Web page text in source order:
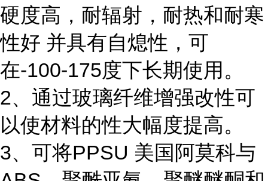
硬度高，耐辐射，耐热和耐寒
性好 并具有自熄性，可
在-100-175度下长期使用。
2、通过玻璃纤维增强改性可
以使材料的性大幅度提高。
3、可将PPSU 美国阿莫科与